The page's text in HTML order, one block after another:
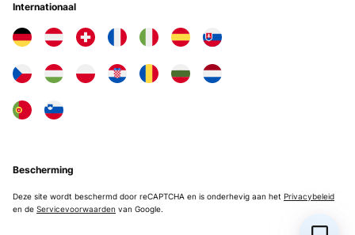
Internationaal
Bescherming
Deze site wordt beschermd door reCAPTCHA en is onderhevig aan het Privacybeleid
en de Servicevoorwaarden van Google.